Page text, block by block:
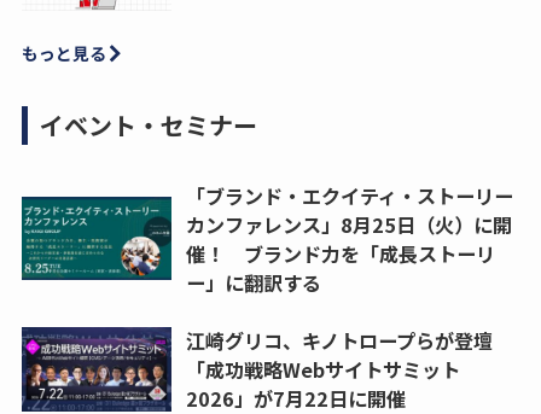
もっと見る
イベント・セミナー
「ブランド・エクイティ・ストーリー
カンファレンス」8月25日（火）に開
催！ ブランド力を「成長ストーリ
ー」に翻訳する
江崎グリコ、キノトロープらが登壇
「成功戦略Webサイトサミット
2026」が7月22日に開催